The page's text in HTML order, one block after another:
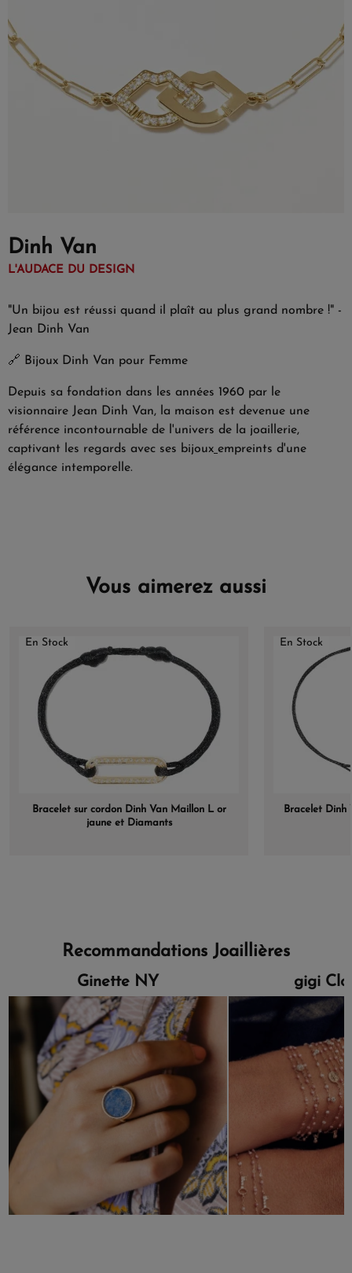
Dinh Van
L'AUDACE DU DESIGN
"Un bijou est réussi quand il plaît au plus grand nombre !" -
Jean Dinh Van
🔗 Bijoux Dinh Van pour Femme
Depuis sa fondation dans les années 1960 par le
visionnaire Jean Dinh Van, la maison est devenue une
référence incontournable de l'univers de la joaillerie,
captivant les regards avec ses bijoux empreints d'une
élégance intemporelle.
Vous aimerez aussi
En Stock
Bracelet sur cordon Dinh Van Maillon L or
jaune et Diamants
En Stock
Bracelet Dinh
Recommandations Joaillières
Ginette NY gigi